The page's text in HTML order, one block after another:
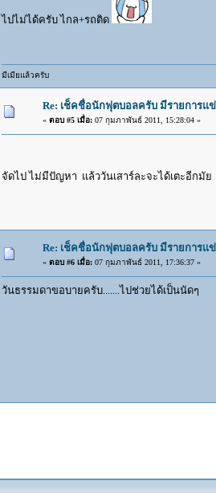
ไปไม่ได้ครับ ไกล+รถติด
มีเมียแล้วครับ
Re: เช็คชื่อนักฟุตบอลครับ มีรายการแ
« ตอบ #5 เมื่อ:07 กุมภาพันธ์ 2011, 15:28:04 »
จัดไป ไม่มีปัญหา แล้ววันเสาร์ละจะได้เตะอีกมัย
Re: เช็คชื่อนักฟุตบอลครับ มีรายการแ
« ตอบ #6 เมื่อ:07 กุมภาพันธ์ 2011, 17:36:37 »
วันธรรมดาขอบายครับ.......ไปช่วยได้เป็นนัดๆ